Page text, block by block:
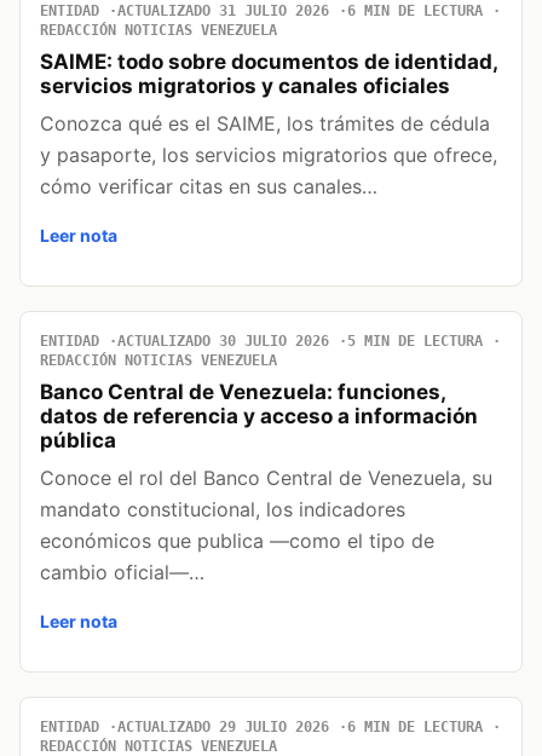
ENTIDAD ACTUALIZADO 31 JULIO 2026
6 MIN DE LECTURA
REDACCIÓN NOTICIAS VENEZUELA
SAIME: todo sobre documentos de identidad,
servicios migratorios y canales oficiales
Conozca qué es el SAIME, los trámites de cédula
y pasaporte, los servicios migratorios que ofrece,
cómo verificar citas en sus canales…
Leer nota
ENTIDAD ACTUALIZADO 30 JULIO 2026
5 MIN DE LECTURA
REDACCIÓN NOTICIAS VENEZUELA
Banco Central de Venezuela: funciones,
datos de referencia y acceso a información
pública
Conoce el rol del Banco Central de Venezuela, su
mandato constitucional, los indicadores
económicos que publica —como el tipo de
cambio oficial—…
Leer nota
ENTIDAD ACTUALIZADO 29 JULIO 2026
6 MIN DE LECTURA
REDACCIÓN NOTICIAS VENEZUELA